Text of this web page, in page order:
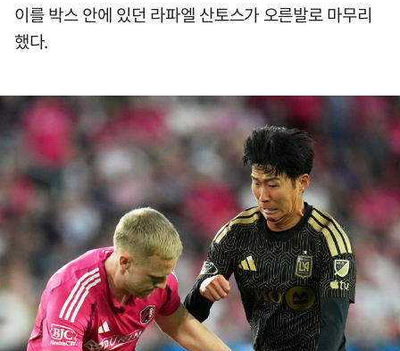
이를 박스 안에 있던 라파엘 산토스가 오른발로 마무리
했다.